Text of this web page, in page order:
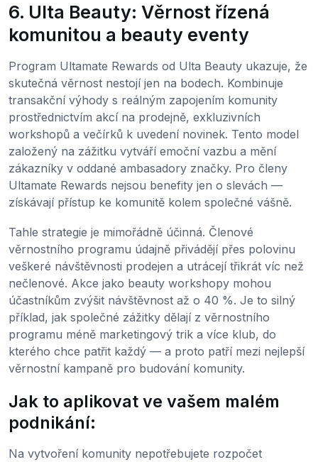
6. Ulta Beauty: Věrnost řízená
komunitou a beauty eventy
Program Ultamate Rewards od Ulta Beauty ukazuje, že
skutečná věrnost nestojí jen na bodech. Kombinuje
transakční výhody s reálným zapojením komunity
prostřednictvím akcí na prodejně, exkluzivních
workshopů a večírků k uvedení novinek. Tento model
založený na zážitku vytváří emoční vazbu a mění
zákazníky v oddané ambasadory značky. Pro členy
Ultamate Rewards nejsou benefity jen o slevách —
získávají přístup ke komunitě kolem společné vášně.
Tahle strategie je mimořádně účinná. Členové
věrnostního programu údajně přivádějí přes polovinu
veškeré návštěvnosti prodejen a utrácejí třikrát víc než
nečlenové. Akce jako beauty workshopy mohou
účastníkům zvýšit návštěvnost až o 40 %. Je to silný
příklad, jak společné zážitky dělají z věrnostního
programu méně marketingový trik a více klub, do
kterého chce patřit každý — a proto patří mezi nejlepší
věrnostní kampaně pro budování komunity.
Jak to aplikovat ve vašem malém
podnikání:
Na vytvoření komunity nepotřebujete rozpočet